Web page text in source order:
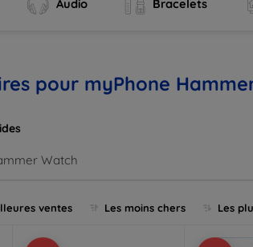
Audio Bracelets
pour myPhone
Watch
ventes Les moins chers Les